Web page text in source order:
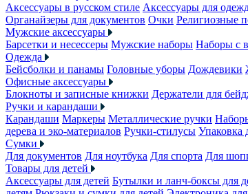
Аксессуары в русском стиле Аксессуары для
Органайзеры для документов Очки Религиозные
Мужские аксессуары
Барсетки и несессеры Мужские наборы Наборы с
Одежда
Бейсболки и панамы Головные уборы Дождевики
Офисные аксессуары
Блокноты и записные книжки Держатели для
Ручки и карандаши
Карандаши Маркеры Металлические ручки
дерева и эко-материалов Ручки-стилусы Упаковка
Сумки
Для документов Для ноутбука Для спорта Для
Товары для детей
Аксессуары для детей Бутылки и ланч-боксы для